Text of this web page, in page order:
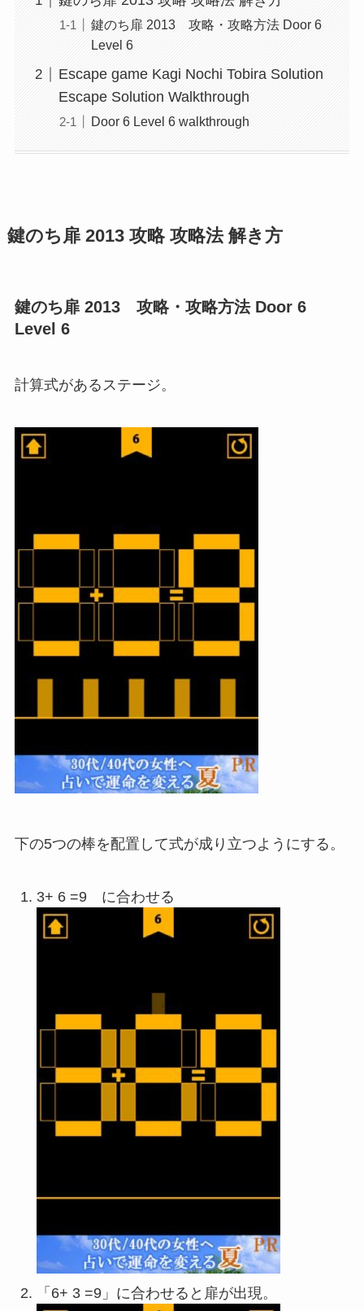
鍵のち扉 2013 攻略・攻略方法 Door 6
Level 6
Escape game Kagi Nochi Tobira Solution
Escape Solution Walkthrough
Door 6 Level 6 walkthrough
鍵のち扉 2013 攻略 攻略法 解き方
鍵のち扉 2013 攻略・攻略方法 Door 6
Level 6
計算式があるステージ。
下の5つの棒を配置して式が成り立つようにする。
3+ 6 =9 に合わせる
「6+ 3 =9」に合わせると扉が出現。